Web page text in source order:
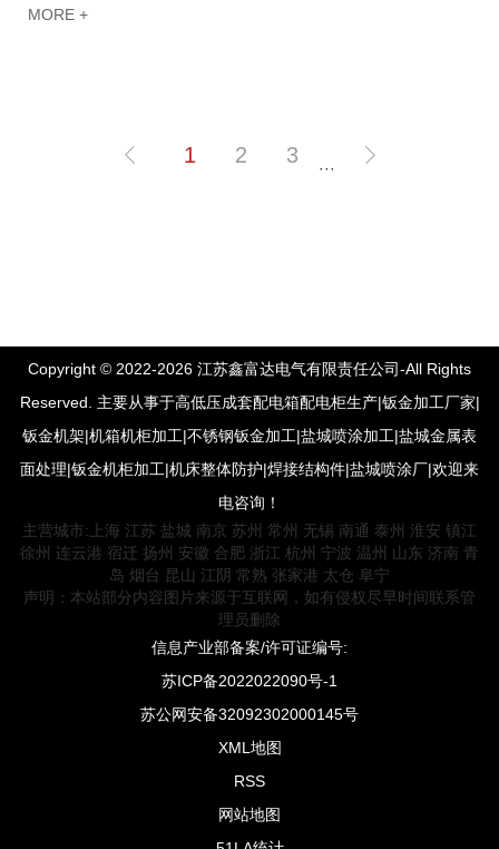
MORE +
1 2 3
···
Copyright © 2022-2026 江苏鑫富达电气有限责任公司-All Rights
Reserved. 主要从事于高低压成套配电箱配电柜生产|钣金加工厂家|
钣金机架|机箱机柜加工|不锈钢钣金加工|盐城喷涂加工|盐城金属表
面处理|钣金机柜加工|机床整体防护|焊接结构件|盐城喷涂厂|欢迎来
电咨询！
主营城市: 上海 江苏 盐城 南京 苏州 常州 无锡 南通 泰州 淮安 镇江
徐州 连云港 宿迁 扬州 安徽 合肥 浙江 杭州 宁波 温州 山东 济南 青
岛 烟台 昆山 江阴 常熟 张家港 太仓 阜宁
声明：本站部分内容图片来源于互联网，如有侵权尽早时间联系管
理员删除
信息产业部备案/许可证编号:
苏ICP备2022022090号-1
苏公网安备32092302000145号
XML地图
RSS
网站地图